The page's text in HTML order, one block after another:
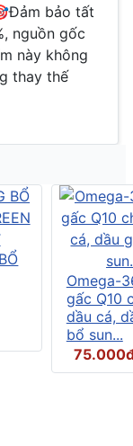
bảo tất
nguồn gốc
này không
thay thế
Omega-
gấc Q10
dầu cá,
bổ sun...